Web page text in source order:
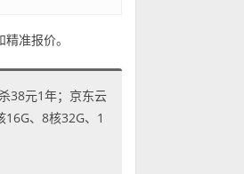
准报价。
38元1年；京东云
、8核32G、1